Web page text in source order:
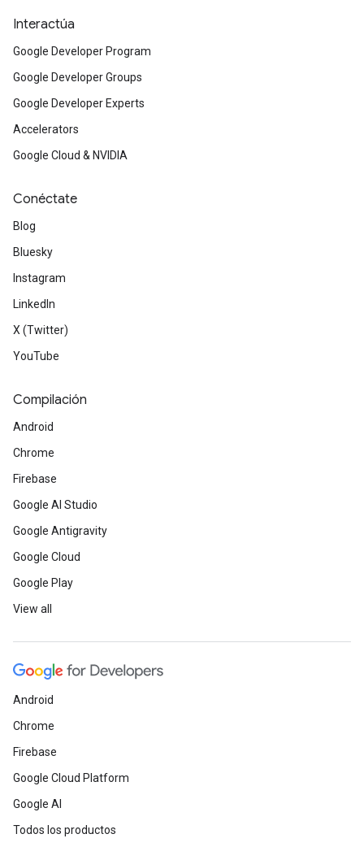
Interactúa
Google Developer Program
Google Developer Groups
Google Developer Experts
Accelerators
Google Cloud & NVIDIA
Conéctate
Blog
Bluesky
Instagram
LinkedIn
X (Twitter)
YouTube
Compilación
Android
Chrome
Firebase
Google AI Studio
Google Antigravity
Google Cloud
Google Play
View all
Android
Chrome
Firebase
Google Cloud Platform
Google AI
Todos los productos